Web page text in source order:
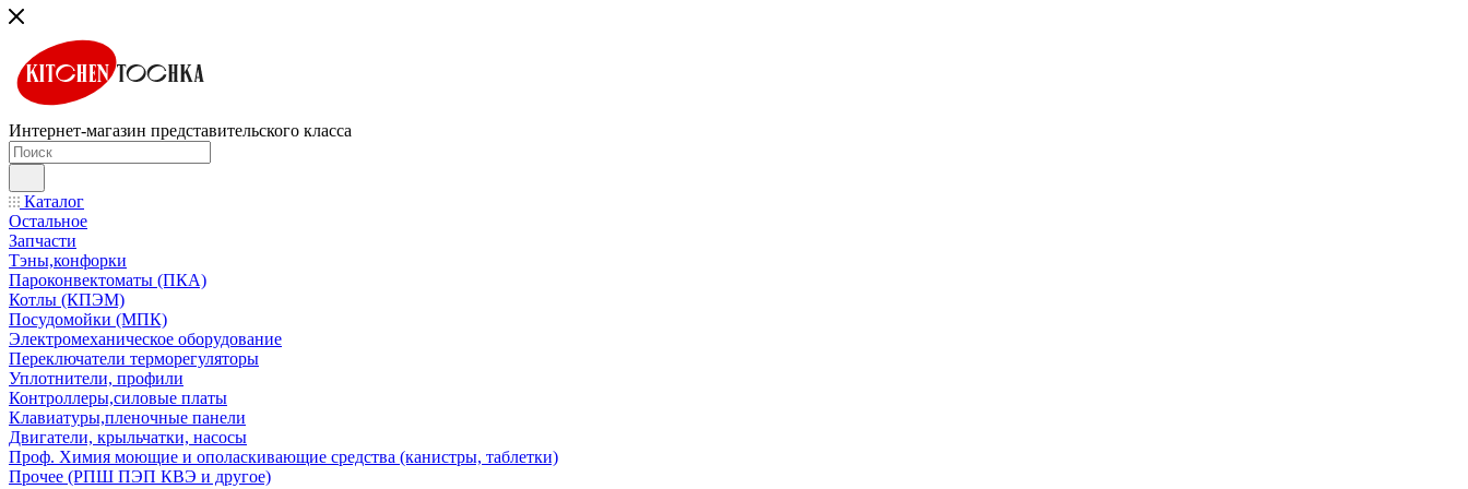
Интернет-магазин представительского класса
Каталог
Остальное
Запчасти
Тэны,конфорки
Пароконвектоматы (ПКА)
Котлы (КПЭМ)
Посудомойки (МПК)
Электромеханическое оборудование
Переключатели терморегуляторы
Уплотнители, профили
Контроллеры,силовые платы
Клавиатуры,пленочные панели
Двигатели, крыльчатки, насосы
Проф. Химия моющие и ополаскивающие средства (канистры, таблетки)
Прочее (РПШ ПЭП КВЭ и другое)